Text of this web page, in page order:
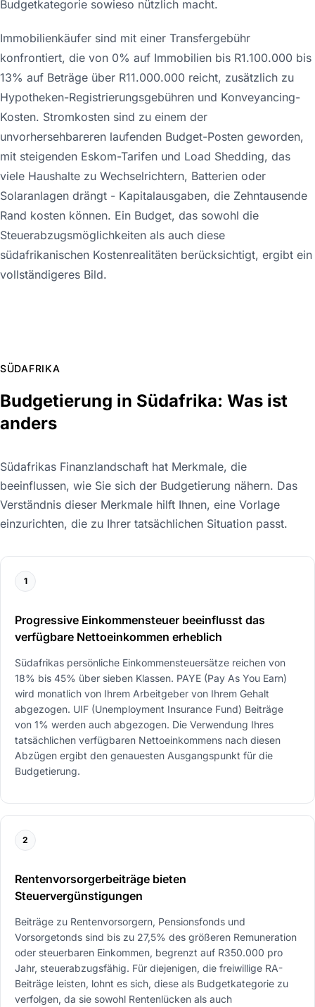
Budgetkategorie sowieso nützlich macht.
Immobilienkäufer sind mit einer Transfergebühr
konfrontiert, die von 0% auf Immobilien bis R1.100.000 bis
13% auf Beträge über R11.000.000 reicht, zusätzlich zu
Hypotheken-Registrierungsgebühren und Konveyancing-
Kosten. Stromkosten sind zu einem der
unvorhersehbareren laufenden Budget-Posten geworden,
mit steigenden Eskom-Tarifen und Load Shedding, das
viele Haushalte zu Wechselrichtern, Batterien oder
Solaranlagen drängt - Kapitalausgaben, die Zehntausende
Rand kosten können. Ein Budget, das sowohl die
Steuerabzugsmöglichkeiten als auch diese
südafrikanischen Kostenrealitäten berücksichtigt, ergibt ein
vollständigeres Bild.
SÜDAFRIKA
Budgetierung in Südafrika: Was ist
anders
Südafrikas Finanzlandschaft hat Merkmale, die
beeinflussen, wie Sie sich der Budgetierung nähern. Das
Verständnis dieser Merkmale hilft Ihnen, eine Vorlage
einzurichten, die zu Ihrer tatsächlichen Situation passt.
1
Progressive Einkommensteuer beeinflusst das
verfügbare Nettoeinkommen erheblich
Südafrikas persönliche Einkommensteuersätze reichen von
18% bis 45% über sieben Klassen. PAYE (Pay As You Earn)
wird monatlich von Ihrem Arbeitgeber von Ihrem Gehalt
abgezogen. UIF (Unemployment Insurance Fund) Beiträge
von 1% werden auch abgezogen. Die Verwendung Ihres
tatsächlichen verfügbaren Nettoeinkommens nach diesen
Abzügen ergibt den genauesten Ausgangspunkt für die
Budgetierung.
2
Rentenvorsorgerbeiträge bieten
Steuervergünstigungen
Beiträge zu Rentenvorsorgern, Pensionsfonds und
Vorsorgetonds sind bis zu 27,5% des größeren Remuneration
oder steuerbaren Einkommen, begrenzt auf R350.000 pro
Jahr, steuerabzugsfähig. Für diejenigen, die freiwillige RA-
Beiträge leisten, lohnt es sich, diese als Budgetkategorie zu
verfolgen, da sie sowohl Rentenlücken als auch